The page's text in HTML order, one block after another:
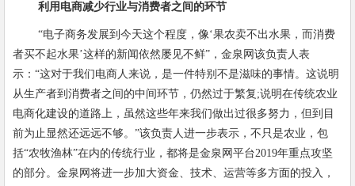
利用电商减少行业与消费者之间的环节
“电子商务发展到今天这个程度，像‘果农卖不出水果，而消费
者买不起水果’这样的新闻依然屡见不鲜” ，金泉网该负责人表
示： “这对于我们电商人来说，是一件特别不是滋味的事情。这说明
从生产者到消费者之间的中间环节，仍然过于繁复 ;说明在传统农业
电商化建设的道路上，虽然这些年来我们做出过很多努力，但到目
前为止显然还远远不够。 ”该负责人进一步表示，不只是农业，包
括“农牧渔林”在内的传统行业，都将是金泉网平台2019年重点攻坚
的部分。金泉网将进一步加大资金、技术、运营等多方面的投入，